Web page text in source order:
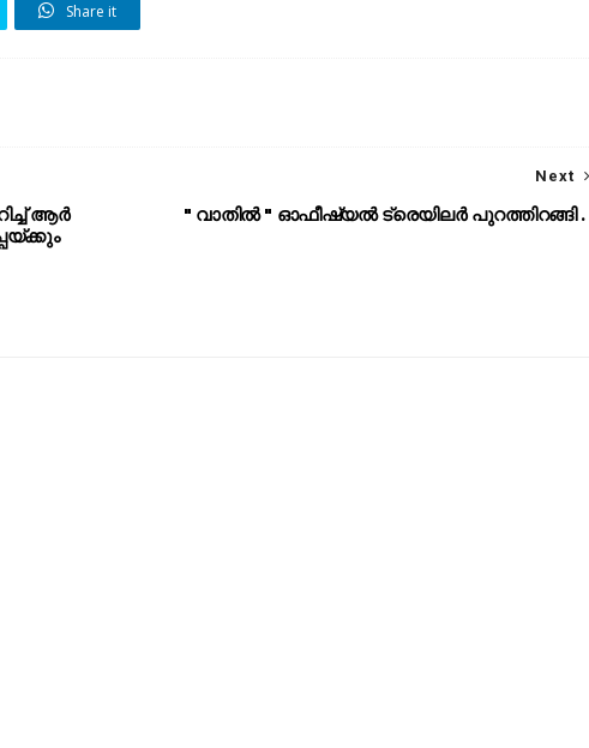
Share it
Next
" വാതില്‍ " ഓഫീഷ്യൽ ട്രെയിലർ പുറത്തിറങ്ങി .
ആർ